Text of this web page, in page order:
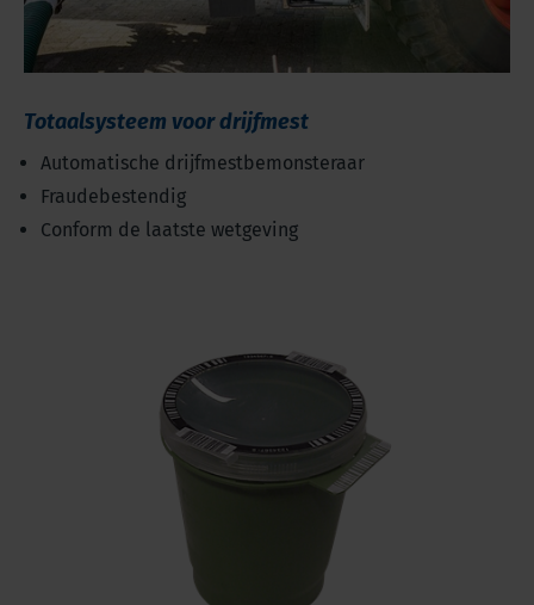
Totaalsysteem voor drijfmest
Automatische drijfmestbemonsteraar
Fraudebestendig
Conform de laatste wetgeving